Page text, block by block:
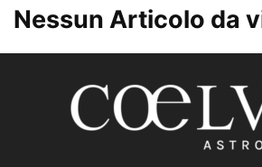
Nessun Articolo da